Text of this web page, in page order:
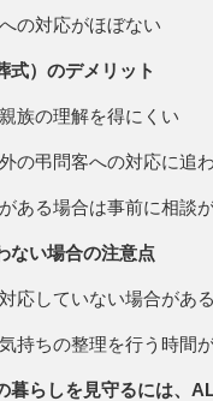
の対応がほぼない
式）のデメリット
族の理解を得にくい
の弔問客への対応に追
ある場合は事前に相談
ない場合の注意点
応していない場合がある
持ちの整理を行う時間
暮らしを見守るには、